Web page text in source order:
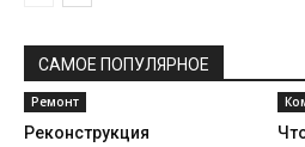
САМОЕ ПОПУЛЯРНОЕ
Ремонт
Реконструкция